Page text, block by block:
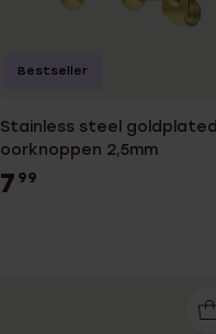
Stainless steel goldplated
oorknoppen 2,5mm
7 99
Bestseller